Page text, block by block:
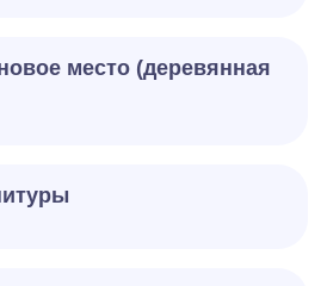
место (деревянная